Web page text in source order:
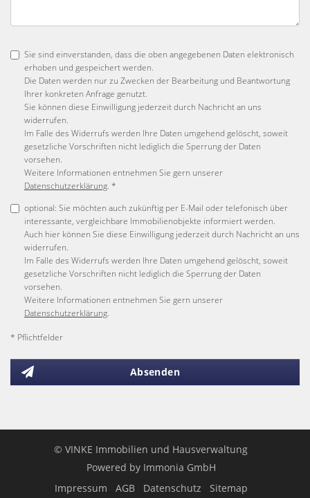
Sie sind einverstanden, dass die oben angegebenen Daten elektronisch
erhoben und gespeichert werden.
Die Daten werden nur zu Zwecken der Bearbeitung und Beantwortung
Ihrer konkreten Anfrage genutzt.
Sie können diese Einwilligung jederzeit durch Nachricht an uns
widerrufen.
Im Falle des Widerrufs werden Ihre Daten umgehend gelöscht, soweit
gesetzliche Vorschriften nicht lediglich die Sperrung der Daten
vorsehen.
Weitere Informationen entnehmen Sie gern unserer
Datenschutzerklärung. *
optional: Sie möchten auch zukünftig per E-Mail oder telefonisch über
interessante, vergleichbare Immobilienobjekte informiert werden.
Auch hier können Sie diese Einwilligung jederzeit durch Nachricht an uns
widerrufen.
Im Falle des Widerrufs werden Ihre Daten umgehend gelöscht, soweit
gesetzliche Vorschriften nicht lediglich die Sperrung der Daten
vorsehen.
Weitere Informationen entnehmen Sie gern unserer
Datenschutzerklärung.
* Pflichtfelder
Absenden
© VINKE Immobilien und Hausverwaltung
Powered by Immonia GmbH
Impressum
AGB Datenschutz Sitemap